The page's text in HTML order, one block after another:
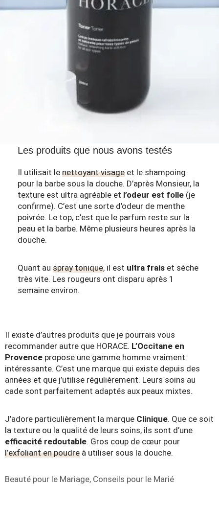
Les produits que nous avons testés
Il utilisait le nettoyant visageet le shampoing
pour la barbesous la douche. D’après Monsieur, la
texture est ultra agréable et l’odeur est folle(je
confirme). C’est une sorte d’odeur de menthe
poivrée. Le top, c’est que le parfum reste sur la
peau et la barbe. Même plusieurs heures après la
douche.
Quant au spray tonique, il est ultra fraiset sèche
très vite. Les rougeurs ont disparu après 1
semaine environ.
Il existe d’autres produits que je pourrais vous
recommander autre que HORACE. L’Occitane en
Provence propose une gamme homme vraiment
intéressante. C’est une marque qui existe depuis des
années et que j’utilise régulièrement. Leurs soins au
cade sont parfaitement adaptés aux peaux mixtes.
J’adore particulièrement la marque Clinique. Que ce soit
la texture ou la qualité de leurs soins, ils sont d’une
efficacité redoutable. Gros coup de cœur pour
l’exfoliant en poudre à utiliser sous la douche.
Étiquettes
Beauté pour le Mariage, Conseils pour le Marié